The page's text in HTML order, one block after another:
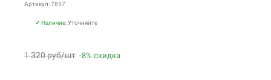
Артикул: 7857
✓ Наличие:Уточняйте
1 320 руб/шт -8% скидка